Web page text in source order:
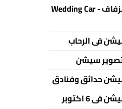
تأجير سيارات الزفاف - Wedding Car
فى الرحاب
سيشن
حدائق وفنادق
6 اكتوبر